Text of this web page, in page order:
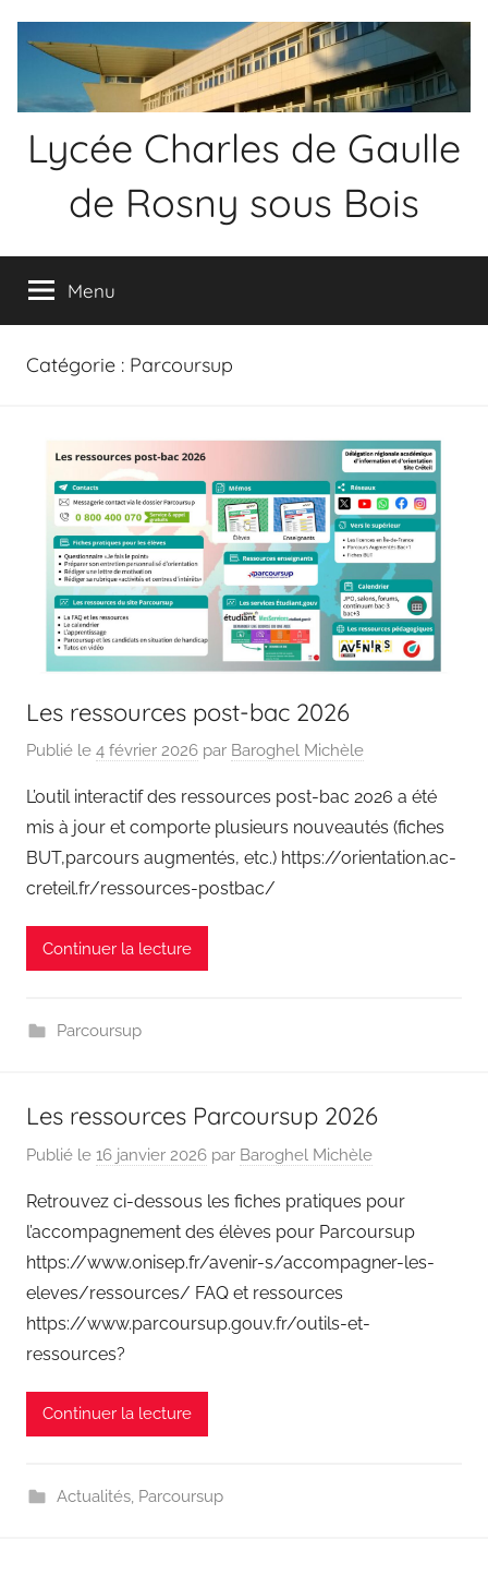
Lycée Charles de Gaulle
de Rosny sous Bois
Menu
Catégorie : Parcoursup
Les ressources post-bac 2026
Publié le 4 février 2026 par Baroghel Michèle
L’outil interactif des ressources post-bac 2026 a été
mis à jour et comporte plusieurs nouveautés (fiches
BUT,parcours augmentés, etc.) https://orientation.ac-
creteil.fr/ressources-postbac/
Continuer la lecture
Parcoursup
Les ressources Parcoursup 2026
Publié le 16 janvier 2026 par Baroghel Michèle
Retrouvez ci-dessous les fiches pratiques pour
l’accompagnement des élèves pour Parcoursup
https://www.onisep.fr/avenir-s/accompagner-les-
eleves/ressources/ FAQ et ressources
https://www.parcoursup.gouv.fr/outils-et-
ressources?
Continuer la lecture
Actualités, Parcoursup